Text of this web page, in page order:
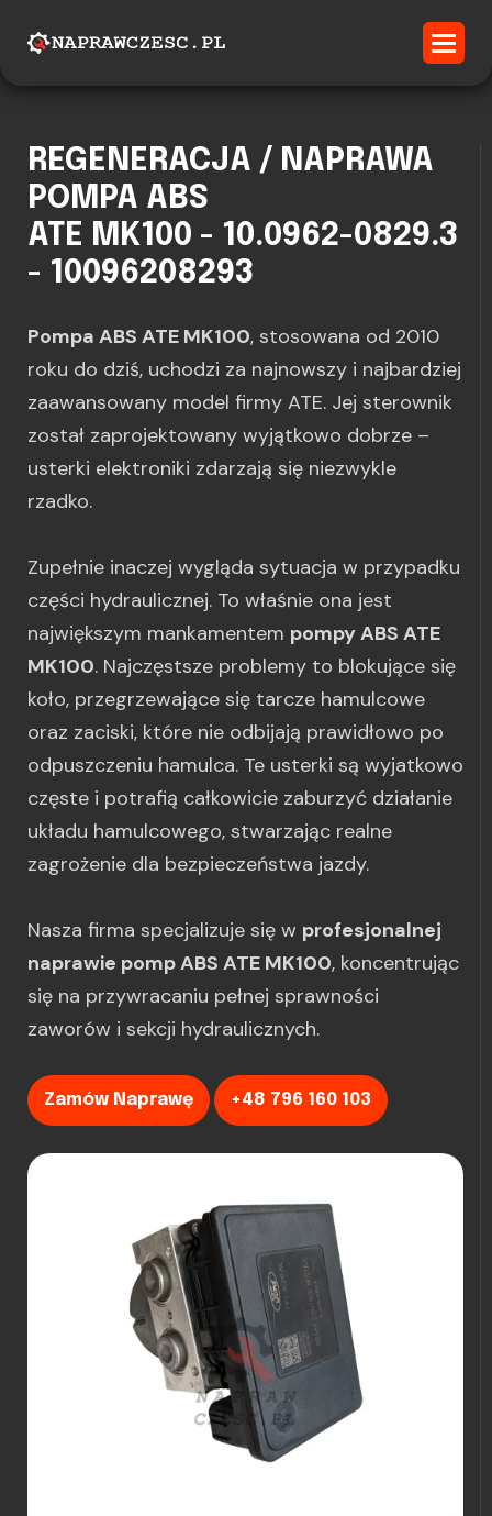
REGENERACJA / NAPRAWA
POMPA ABS
ATE MK100 - 10.0962-0829.3
- 10096208293
Pompa ABS ATE MK100, stosowana od 2010
roku do dziś, uchodzi za najnowszy i najbardziej
zaawansowany model firmy ATE. Jej sterownik
został zaprojektowany wyjątkowo dobrze –
usterki elektroniki zdarzają się niezwykle
rzadko.
Zupełnie inaczej wygląda sytuacja w przypadku
części hydraulicznej. To właśnie ona jest
największym mankamentem pompy ABS ATE
MK100. Najczęstsze problemy to blokujące się
koło, przegrzewające się tarcze hamulcowe
oraz zaciski, które nie odbijają prawidłowo po
odpuszczeniu hamulca. Te usterki są wyjatkowo
częste i potrafią całkowicie zaburzyć działanie
układu hamulcowego, stwarzając realne
zagrożenie dla bezpieczeństwa jazdy.
Nasza firma specjalizuje się w profesjonalnej
naprawie pomp ABS ATE MK100, koncentrując
się na przywracaniu pełnej sprawności
zaworów i sekcji hydraulicznych.
Zamów Naprawę +48 796 160 103